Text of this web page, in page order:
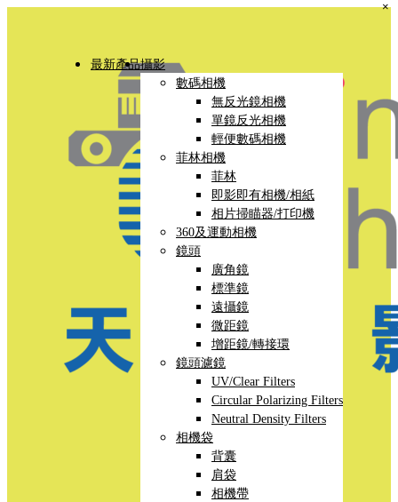
最新產品攝影
數碼相機
無反光鏡相機
單鏡反光相機
輕便數碼相機
菲林相機
菲林
即影即有相機/相紙
相片掃瞄器/打印機
360及運動相機
鏡頭
廣角鏡
標準鏡
遠攝鏡
微距鏡
增距鏡/轉接環
鏡頭濾鏡
UV/Clear Filters
Circular Polarizing Filters
Neutral Density Filters
相機袋
背囊
肩袋
相機帶
×